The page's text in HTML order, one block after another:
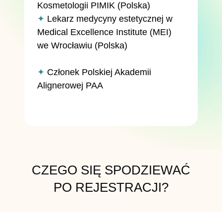
Kosmetologii PIMIK (Polska)
✦ Lekarz medycyny estetycznej w
Medical Excellence Institute (MEI)
we Wrocławiu (Polska)
✦ Członek Polskiej Akademii
Alignerowej PAA
CZEGO SIĘ SPODZIEWAĆ
PO REJESTRACJI?